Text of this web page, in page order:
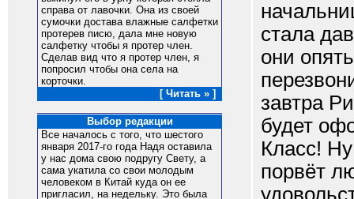
справа от лавочки. Она из своей
сумочки достава влажные салфетки
протерев писю, дала мне новую
салфетку чтобы я протер член.
Сделав вид что я протер член, я
попросил чтобы она села на
корточки.
[ Читать » ]
Выбор редакции
Все началось с того, что шестого
января 2017-го года Надя оставила
у нас дома свою подругу Свету, а
сама укатила со свои молодым
человеком в Китай куда он ее
пригласил, на недельку. Это была
стала
они
завтра
будет
Класс!
порвёт